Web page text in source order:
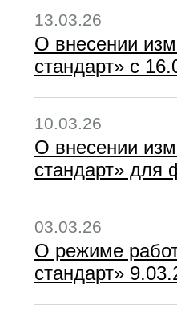
13.03.26
О внесении
стандарт» с
10.03.26
О внесении
стандарт» для
03.03.26
О режиме
стандарт»